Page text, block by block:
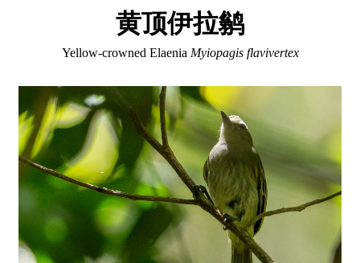
黄顶伊拉鹟
Yellow-crowned Elaenia Myiopagis flavivertex